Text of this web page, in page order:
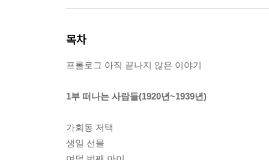
목차
프롤로그 아직 끝나지 않은 이야기
1부 떠나는 사람들(1920년~1939년)
가회동 저택
생일 선물